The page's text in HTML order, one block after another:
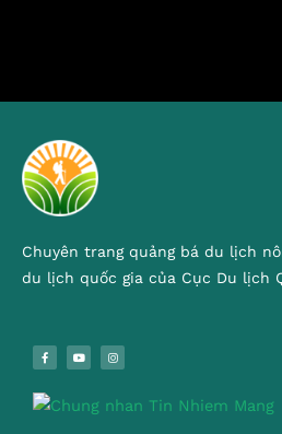
Chuyên trang quảng bá du lịch
du lịch quốc gia của Cục Du lịch